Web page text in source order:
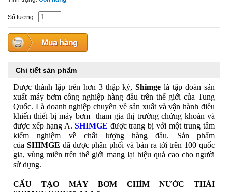
Số lượng :
Chi tiết sản phẩm
Được thành lập trên hơn 3 thập kỷ,Shimge là tập đoàn sản
xuất máy bơm công nghiệp hàng đầu trên thế giới của Tung
Quốc. Là doanh nghiệp chuyên về sản xuất và vận hành điều
khiển thiết bị máy bơm tham gia thị trường chứng khoán và
được xếp hạng A. SHIMGE được trang bị với một trung tâm
kiểm nghiệm về chất lượng hàng đầu. Sản phẩm
của SHIMGE đã được phân phối và bán ra tới trên 100 quốc
gia, vùng miền trên thế giới mang lại hiệu quả cao cho người
sử dụng.
CẤU TẠO MÁY BƠM CHÌM NƯỚC THẢI